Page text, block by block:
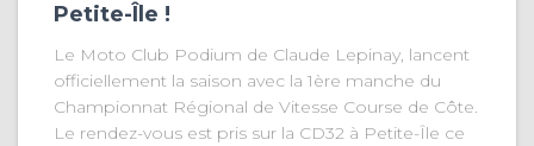
Petite-Île !
Le Moto Club Podium de Claude Lepinay, lancent
officiellement la saison avec la 1ère manche du
Championnat Régional de Vitesse Course de Côte.
Le rendez-vous est pris sur la CD32 à Petite-Île ce